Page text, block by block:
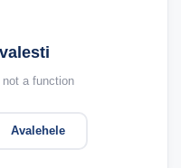
a function
Avalehele